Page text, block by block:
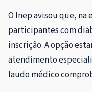
O Inep avisou que, na
participantes com
inscrição. A opção
atendimento
laudo médico